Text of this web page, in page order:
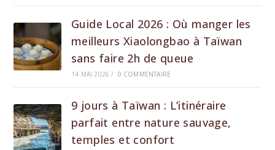
Guide Local 2026 : Où manger les
meilleurs Xiaolongbao à Taïwan
sans faire 2h de queue
14 MAI 2026 / 0 COMMENTAIRE
9 jours à Taïwan : L’itinéraire
parfait entre nature sauvage,
temples et confort